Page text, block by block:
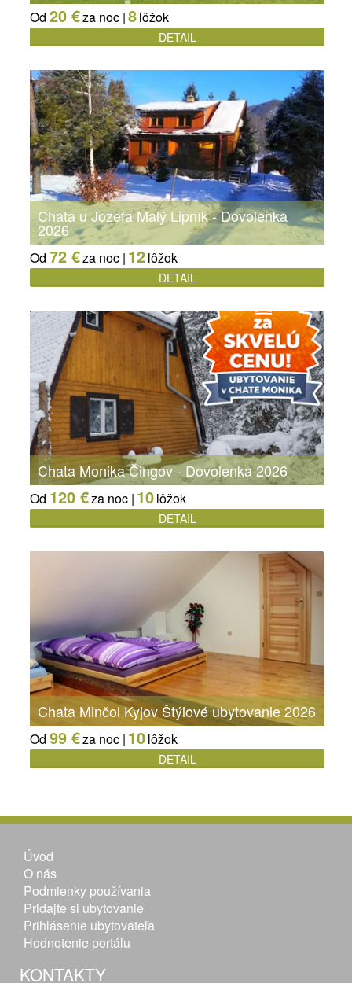
Od 20 €za noc |8lôžok
DETAIL
Chata u Jozefa Malý Lipník - Dovolenka
2026
Od 72 €za noc | 12lôžok
DETAIL
Chata Monika Čingov - Dovolenka 2026
Od 120 €za noc | 10lôžok
DETAIL
Chata Minčol Kyjov Štýlové ubytovanie 2026
Od 99 €za noc | 10lôžok
DETAIL
Úvod
O nás
Podmienky používania
Pridajte si ubytovanie
Prihlásenie ubytovateľa
Hodnotenie portálu
KONTAKTY